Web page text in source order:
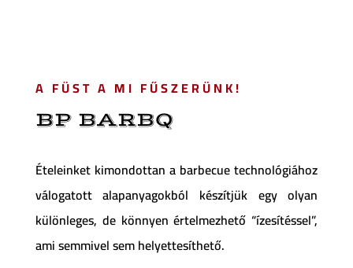
A FÜST A MI FŰSZERÜNK!
BP BARBQ
Ételeinket kimondottan a barbecue technológiához
válogatott alapanyagokból készítjük egy olyan
különleges, de könnyen értelmezhető “ízesítéssel”,
ami semmivel sem helyettesíthető.